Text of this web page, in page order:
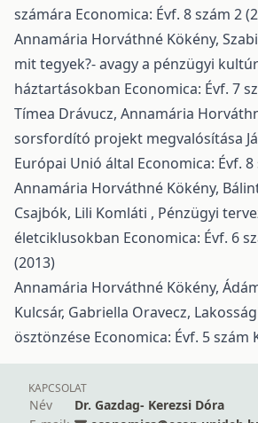
számára Economica: Évf. 8 szám 2
Annamária Horváthné Kökény,
mit tegyek?- avagy a pénzügyi
háztartásokban Economica: Évf. 7
Tímea Drávucz, Annamária
sorsfordító projekt megvalósítása
Európai Unió által Economica: Évf.
Annamária Horváthné Kökény,
Csajbók, Lili Komláti , Pénzügyi
életciklusokban Economica: Évf. 6
(2013)
Annamária Horváthné Kökény,
Kulcsár, Gabriella Oravecz,
ösztönzése Economica: Évf. 5 szám
KAPCSOLAT
Név
Dr. Gazdag- Kerezsi Dóra